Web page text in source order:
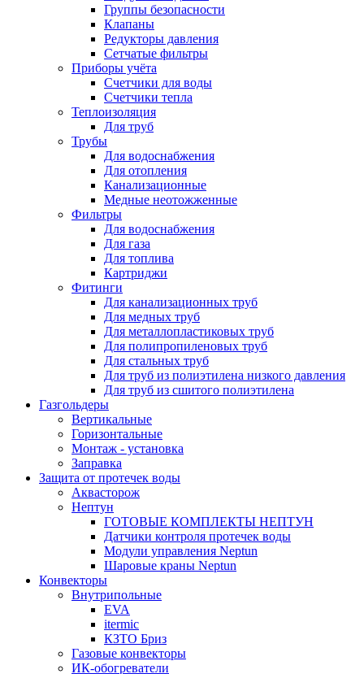
Группы безопасности
Клапаны
Редукторы давления
Сетчатые фильтры
Приборы учёта
Счетчики для воды
Счетчики тепла
Теплоизоляция
Для труб
Трубы
Для водоснабжения
Для отопления
Канализационные
Медные неотожженные
Фильтры
Для водоснабжения
Для газа
Для топлива
Картриджи
Фитинги
Для канализационных труб
Для медных труб
Для металлопластиковых труб
Для полипропиленовых труб
Для стальных труб
Для труб из полиэтилена низкого давления
Для труб из сшитого полиэтилена
Газгольдеры
Вертикальные
Горизонтальные
Монтаж - установка
Заправка
Защита от протечек воды
Аквасторож
Нептун
ГОТОВЫЕ КОМПЛЕКТЫ НЕПТУН
Датчики контроля протечек воды
Модули управления Neptun
Шаровые краны Neptun
Конвекторы
Внутрипольные
EVA
itermic
КЗТО Бриз
Газовые конвекторы
ИК-обогреватели